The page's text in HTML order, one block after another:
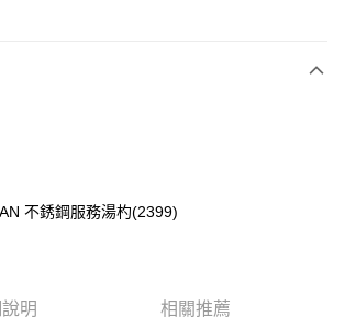
不銹鋼服務湯杓(2399)
明 相關推薦